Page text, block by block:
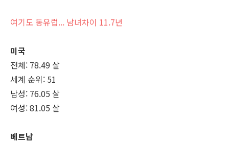
여기도 동유럽... 남녀차이 11.7년
미국
전체: 78.49 살
세계 순위: 51
남성: 76.05 살
여성: 81.05 살
베트남